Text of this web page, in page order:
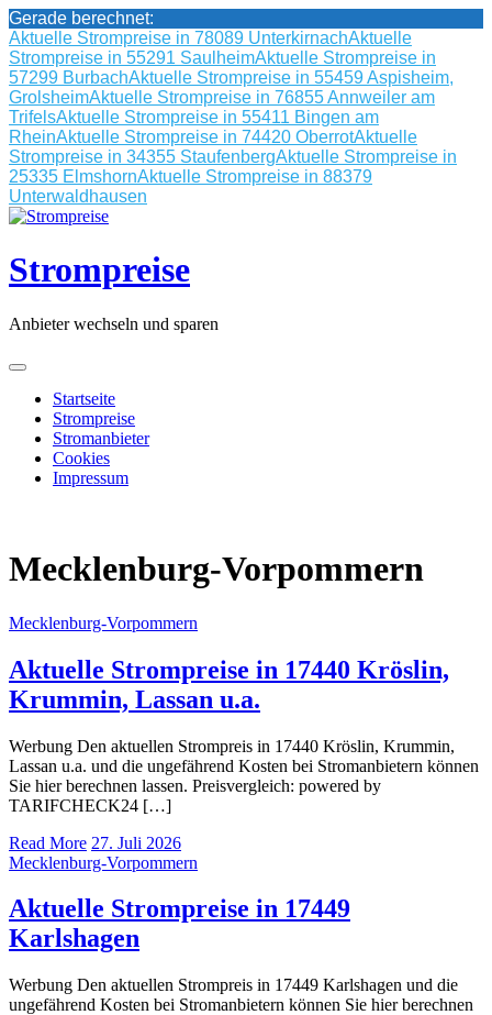
Gerade berechnet:
Aktuelle Strompreise in 78089 UnterkirnachAktuelle
Strompreise in 55291 SaulheimAktuelle Strompreise in
57299 BurbachAktuelle Strompreise in 55459 Aspisheim,
GrolsheimAktuelle Strompreise in 76855 Annweiler am
TrifelsAktuelle Strompreise in 55411 Bingen am
RheinAktuelle Strompreise in 74420 OberrotAktuelle
Strompreise in 34355 StaufenbergAktuelle Strompreise in
25335 ElmshornAktuelle Strompreise in 88379
Unterwaldhausen
Skip
content
Strompreise
Anbieter wechseln und sparen
Startseite
Strompreise
Stromanbieter
Cookies
Impressum
Mecklenburg-Vorpommern
Mecklenburg-Vorpommern
Aktuelle Strompreise in 17440 Kröslin,
Krummin, Lassan u.a.
Werbung Den aktuellen Strompreis in 17440 Kröslin, Krummin,
Lassan u.a. und die ungefährend Kosten bei Stromanbietern können
Sie hier berechnen lassen. Preisvergleich: powered by
TARIFCHECK24 […]
Read More 27. Juli 2026
Mecklenburg-Vorpommern
Aktuelle Strompreise in 17449
Karlshagen
Werbung Den aktuellen Strompreis in 17449 Karlshagen und die
ungefährend Kosten bei Stromanbietern können Sie hier berechnen